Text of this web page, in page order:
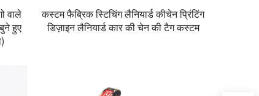
वाले
हुए
कस्टम फैब्रिक स्टिचिंग लैनियार्ड कीचेन प्रिंटिंग
डिज़ाइन लैनियार्ड कार की चेन की टैग कस्टम